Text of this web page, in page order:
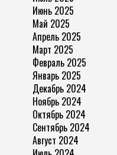
Июнь 2025
Май 2025
Апрель 2025
Март 2025
Февраль 2025
Январь 2025
Декабрь 2024
Ноябрь 2024
Октябрь 2024
Сентябрь 2024
Август 2024